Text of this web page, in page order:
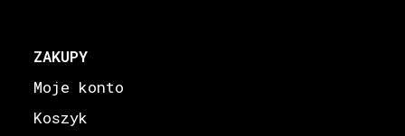
ZAKUPY
Moje konto
Koszyk